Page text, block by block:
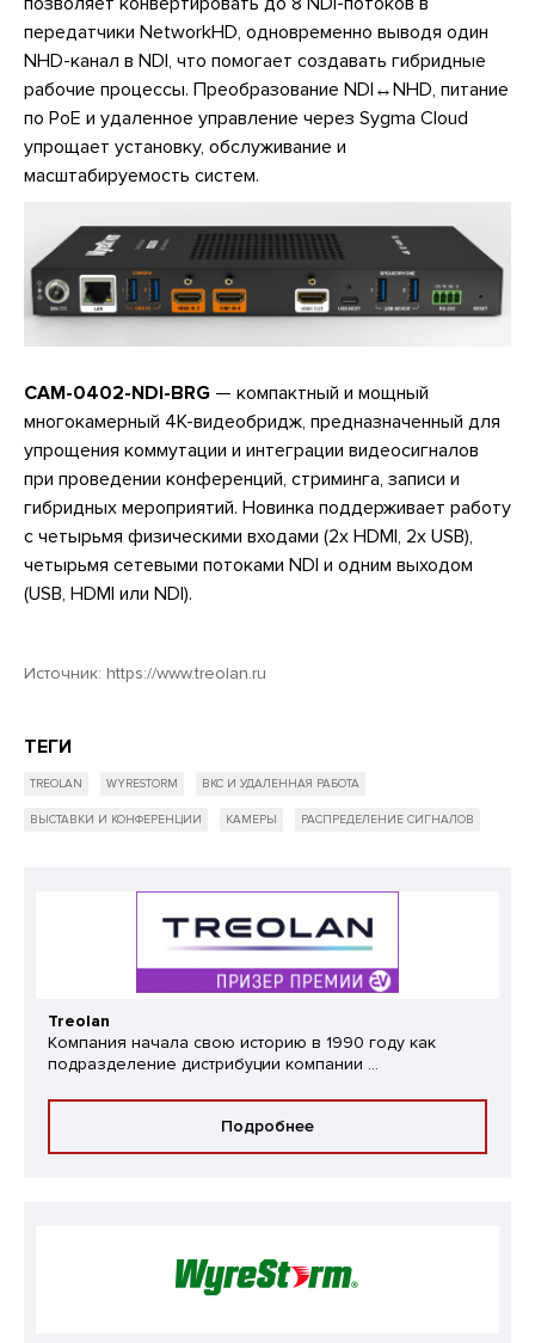
передатчики NetworkHD, одновременно выводя один
NHD-канал в NDI, что помогает создавать гибридные
рабочие процессы. Преобразование NDI↔NHD, питание
по PoE и удаленное управление через Sygma Cloud
упрощает установку, обслуживание и
масштабируемость систем.
CAM-0402-NDI-BRG — компактный и мощный
многокамерный 4K-видеобридж, предназначенный для
упрощения коммутации и интеграции видеосигналов
при проведении конференций, стриминга, записи и
гибридных мероприятий. Новинка поддерживает работу
с четырьмя физическими входами (2x HDMI, 2x USB),
четырьмя сетевыми потоками NDI и одним выходом
(USB, HDMI или NDI).
Источник: https://www.treolan.ru
ТЕГИ
TREOLAN WYRESTORM ВКС И УДАЛЕННАЯ РАБОТА
ВЫСТАВКИ И КОНФЕРЕНЦИИ КАМЕРЫ РАСПРЕДЕЛЕНИЕ СИГНАЛОВ
Treolan
Компания начала свою историю в 1990 году как
подразделение дистрибуции компании ...
Подробнее